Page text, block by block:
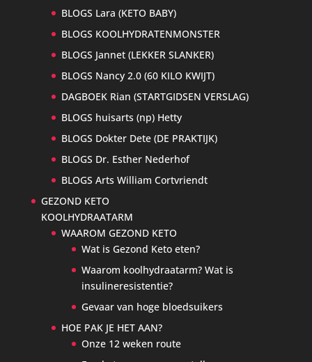
BLOGS Lara (KETO BABY)
BLOGS KOOLHYDRATENMONSTER
BLOGS Jannet (LEKKER SLANKER)
BLOGS Nancy 2.0 (60 KILO KWIJT)
DAGBOEK Rian (STARTGIDSEN VERSLAG)
BLOGS huisarts (np) Hetty
BLOGS Dokter Dete (DE PRAKTIJK)
BLOGS Dr. Esther Nederhof
BLOGS Arts William Cortvriendt
GEZOND KETO
KOOLHYDRAATARM
WAAROM GEZOND KETO
Wat is Gezond Keto eten?
Waarom koolhydraatarm? Wat is
insulineresistentie?
Gevaar van hoge bloedsuikers
HOE PAK JE HET AAN?
Onze 12 weken route